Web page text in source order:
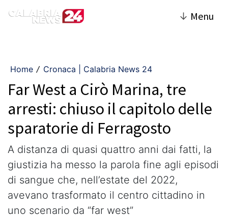
↓ Menu
Home / Cronaca | Calabria News 24
Far West a Cirò Marina, tre
arresti: chiuso il capitolo delle
sparatorie di Ferragosto
A distanza di quasi quattro anni dai fatti, la
giustizia ha messo la parola fine agli episodi
di sangue che, nell’estate del 2022,
avevano trasformato il centro cittadino in
uno scenario da “far west”